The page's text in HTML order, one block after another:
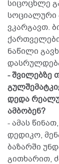
სიცოცხლე
სოციალური
ვკარგავთ.
ნაწილი
- შვილებზე
დედა
ამბობენ?
- ამას
დედიკო,
ბაზარში
გითხარით,